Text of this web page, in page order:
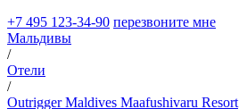
+7 495 123-34-90 перезвоните мне
Мальдивы
/
Отели
/
Outrigger Maldives Maafushivaru Resort